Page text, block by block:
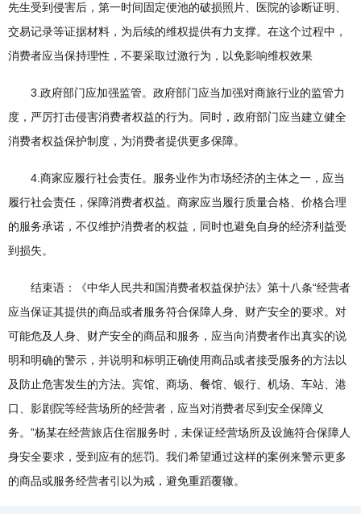
先生受到侵害后，第一时间固定便池的破损照片、医院的诊断证明、
交易记录等证据材料，为后续的维权提供有力支撑。在这个过程中，
消费者应当保持理性，不要采取过激行为，以免影响维权效果
3.政府部门应加强监管。政府部门应当加强对商旅行业的监管力
度，严厉打击侵害消费者权益的行为。同时，政府部门应当建立健全
消费者权益保护制度，为消费者提供更多保障。
4.商家应履行社会责任。服务业作为市场经济的主体之一，应当
履行社会责任，保障消费者权益。商家应当履行质量合格、价格合理
的服务承诺，不仅维护消费者的权益，同时也避免自身的经济利益受
到损失。
结束语：《中华人民共和国消费者权益保护法》第十八条“经营者
应当保证其提供的商品或者服务符合保障人身、财产安全的要求。对
可能危及人身、财产安全的商品和服务，应当向消费者作出真实的说
明和明确的警示，并说明和标明正确使用商品或者接受服务的方法以
及防止危害发生的方法。宾馆、商场、餐馆、银行、机场、车站、港
口、影剧院等经营场所的经营者，应当对消费者尽到安全保障义
务。”杨某在经营旅店住宿服务时，未保证经营场所及设施符合保障人
身安全要求，受到应有的惩罚。我们希望通过这样的案例来警示更多
的商品或服务经营者引以为戒，避免重蹈覆辙。